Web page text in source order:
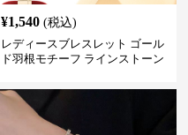
¥1,540 (税込)
レディースブレスレット ゴール
ド羽根モチーフ ラインストーン